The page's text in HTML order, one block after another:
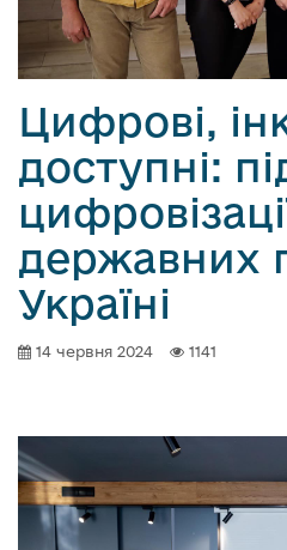
о
м
і
с
т
у
Цифрові,
доступні:
державних
Україні
14 червня 2024 1141